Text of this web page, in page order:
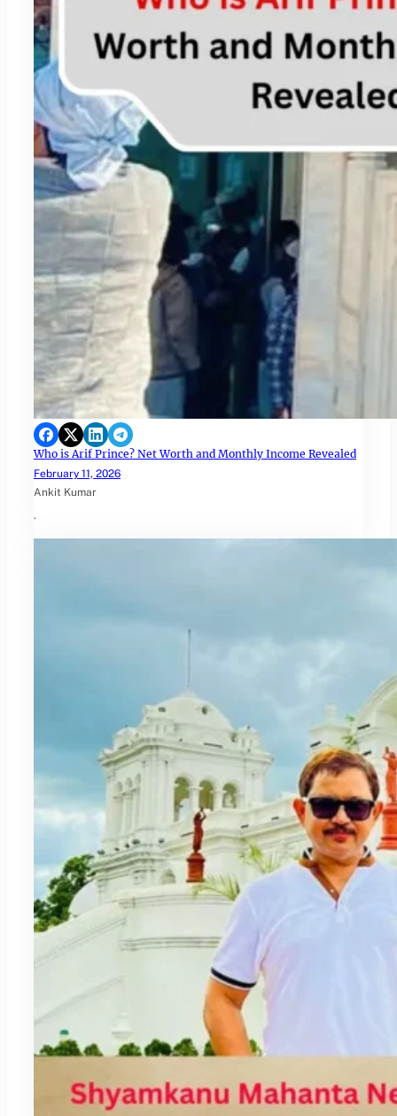
Who is Arif Prince? Net Worth and Monthly Income Revealed
February 11, 2026
Ankit Kumar
.